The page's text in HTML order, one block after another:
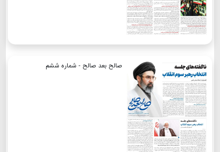
صالح بعد صالح - شماره ششم